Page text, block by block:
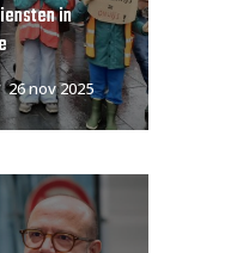
in
26 nov 2025